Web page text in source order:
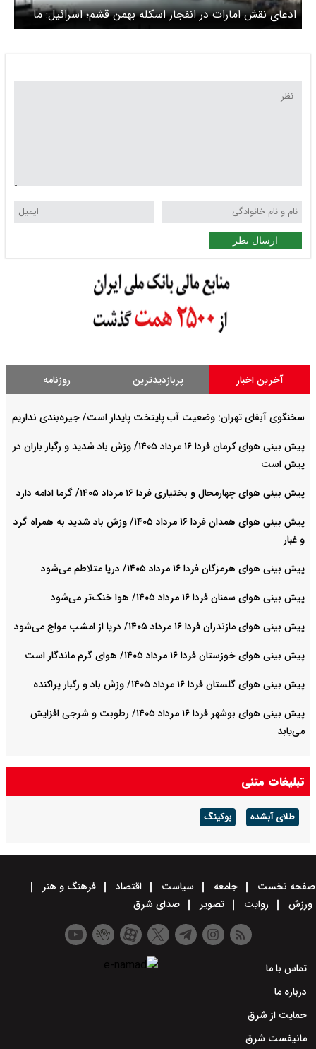
ادعای نقش امارات در انفجار اسکله بهمن قشم؛ اسرائیل: ما
نزدیم
ارسال نظر
آخرین اخبار پربازدیدترین روزنامه
سخنگوی آبفای تهران: وضعیت آب پایتخت پایدار است/ جیره‌بندی نداریم
پیش بینی هوای کرمان فردا ۱۶ مرداد ۱۴۰۵/ وزش باد شدید و رگبار باران در
پیش است
پیش بینی هوای چهارمحال و بختیاری فردا ۱۶ مرداد ۱۴۰۵/ گرما ادامه دارد
پیش بینی هوای همدان فردا ۱۶ مرداد ۱۴۰۵/ وزش باد شدید به همراه گرد
و غبار
پیش بینی هوای هرمزگان فردا ۱۶ مرداد ۱۴۰۵/ دریا متلاطم می‌شود
پیش بینی هوای سمنان فردا ۱۶ مرداد ۱۴۰۵/ هوا خنک‌تر می‌شود
پیش بینی هوای مازندران فردا ۱۶ مرداد ۱۴۰۵/ دریا از امشب مواج می‌شود
پیش بینی هوای خوزستان فردا ۱۶ مرداد ۱۴۰۵/ هوای گرم ماندگار است
پیش بینی هوای گلستان فردا ۱۶ مرداد ۱۴۰۵/ وزش باد و رگبار پراکنده
پیش بینی هوای بوشهر فردا ۱۶ مرداد ۱۴۰۵/ رطوبت و شرجی افزایش
می‌یابد
تبلیغات متنی
طلای آبشده بوکینگ
صفحه نخست جامعه سیاست اقتصاد
فرهنگ و هنر
ورزش
روایت تصویر صدای شرق
تماس با ما
درباره ما
حمایت از شرق
مانیفست شرق